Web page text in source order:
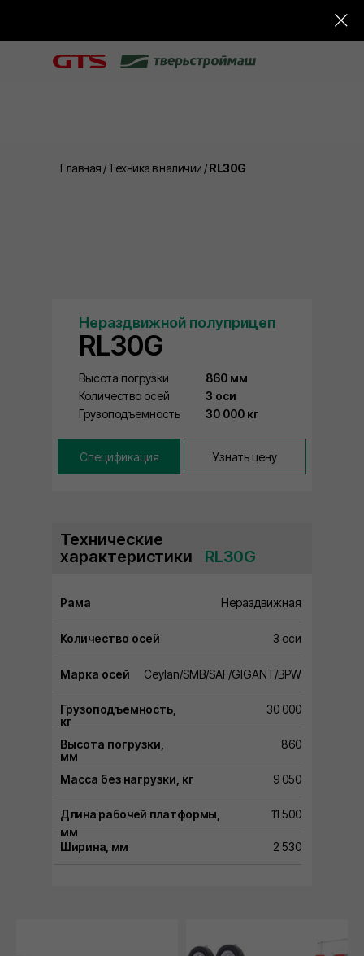
Спецификация Узнать цену
Главная /Техника в наличии /RL30G
Нераздвижной полуприцеп
RL30G
Высота погрузки
860 мм
Количество осей
3 оси
Грузоподъемность
30 000 кг
Технические
характеристики ⠀RL30G
Рама Нераздвижная
Количество осей 3 оси
Марка осей Ceylan/SMB/SAF/GIGANT/BPW
Грузоподъемность,
кг
30 000
860
Высота погрузки,
мм
9 050
Масса без нагрузки, кг
11 500
Длина рабочей платформы,
мм
2 530
Ширина, мм